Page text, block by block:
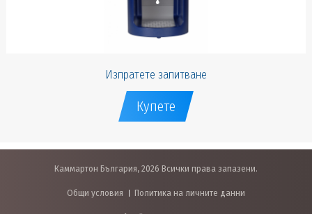
Изпратете запитване
Купете
Каммартон България, 2026 Всички права запазени.
Общи условия Политика на личните данни